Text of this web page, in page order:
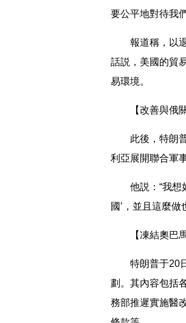
要公平地對待我
報道稱，以退
話説，美國的貿
易環境。
【改善與俄關
此後，特朗普
利亞展開聯合軍
他説：“我想如
國’，並且這麼
【凍結奧巴馬
特朗普于20日
劃。其內容包括
務部推遲實施醫